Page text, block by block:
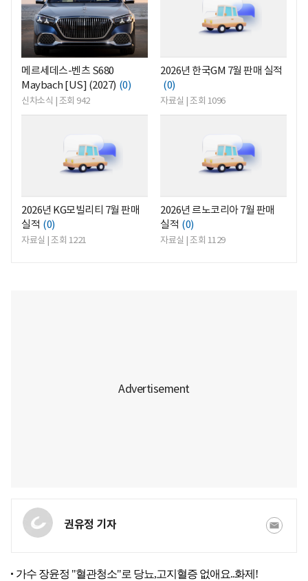
메르세데스-벤츠 S680
Maybach [US] (2027) (0)
신차소식 | 조회 942
2026년 한국GM 7월 판매 실적
(0)
자료실 | 조회 1096
2026년 KG모빌리티 7월 판매
실적 (0)
자료실 | 조회 1221
2026년 르노코리아 7월 판매
실적 (0)
자료실 | 조회 1129
권유정 기자